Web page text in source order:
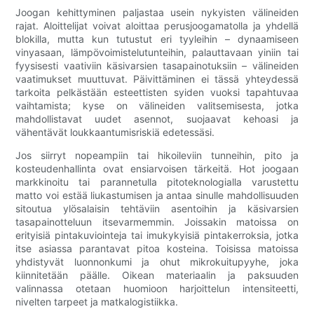
Joogan kehittyminen paljastaa usein nykyisten välineiden
rajat. Aloittelijat voivat aloittaa perusjoogamatolla ja yhdellä
blokilla, mutta kun tutustut eri tyyleihin – dynaamiseen
vinyasaan, lämpövoimistelutunteihin, palauttavaan yiniin tai
fyysisesti vaativiin käsivarsien tasapainotuksiin – välineiden
vaatimukset muuttuvat. Päivittäminen ei tässä yhteydessä
tarkoita pelkästään esteettisten syiden vuoksi tapahtuvaa
vaihtamista; kyse on välineiden valitsemisesta, jotka
mahdollistavat uudet asennot, suojaavat kehoasi ja
vähentävät loukkaantumisriskiä edetessäsi.
Jos siirryt nopeampiin tai hikoileviin tunneihin, pito ja
kosteudenhallinta ovat ensiarvoisen tärkeitä. Hot joogaan
markkinoitu tai parannetulla pitoteknologialla varustettu
matto voi estää liukastumisen ja antaa sinulle mahdollisuuden
sitoutua ylösalaisin tehtäviin asentoihin ja käsivarsien
tasapainotteluun itsevarmemmin. Joissakin matoissa on
erityisiä pintakuviointeja tai imukykyisiä pintakerroksia, jotka
itse asiassa parantavat pitoa kosteina. Toisissa matoissa
yhdistyvät luonnonkumi ja ohut mikrokuitupyyhe, joka
kiinnitetään päälle. Oikean materiaalin ja paksuuden
valinnassa otetaan huomioon harjoittelun intensiteetti,
nivelten tarpeet ja matkalogistiikka.